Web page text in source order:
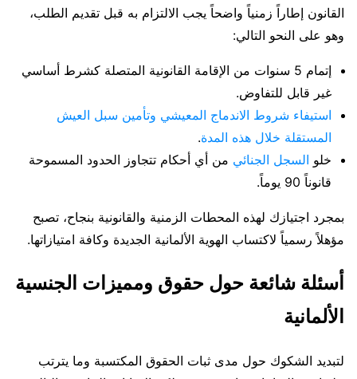
القانون إطاراً زمنياً واضحاً يجب الالتزام به قبل تقديم الطلب،
وهو على النحو التالي:
إتمام 5 سنوات من الإقامة القانونية المتصلة كشرط أساسي
غير قابل للتفاوض.
استيفاء شروط الاندماج المعيشي وتأمين سبل العيش
المستقلة خلال هذه المدة.
خلو السجل الجنائي من أي أحكام تتجاوز الحدود المسموحة
قانوناً 90 يوماً.
بمجرد اجتيازك لهذه المحطات الزمنية والقانونية بنجاح، تصبح
مؤهلاً رسمياً لاكتساب الهوية الألمانية الجديدة وكافة امتيازاتها.
أسئلة شائعة حول حقوق ومميزات الجنسية
الألمانية
لتبديد الشكوك حول مدى ثبات الحقوق المكتسبة وما يترتب